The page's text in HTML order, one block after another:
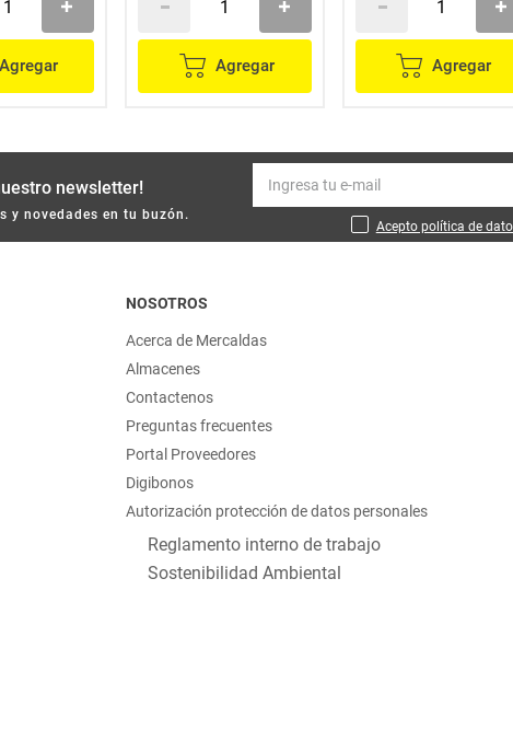
Agregar Agregar Agregar
newsletter!
y novedades en tu buzón.
Acepto política de
NOSOTROS
Acerca de Mercaldas
Almacenes
Contactenos
Preguntas frecuentes
Portal Proveedores
Digibonos
Autorización protección de datos personales
Reglamento interno de trabajo
Sostenibilidad Ambiental